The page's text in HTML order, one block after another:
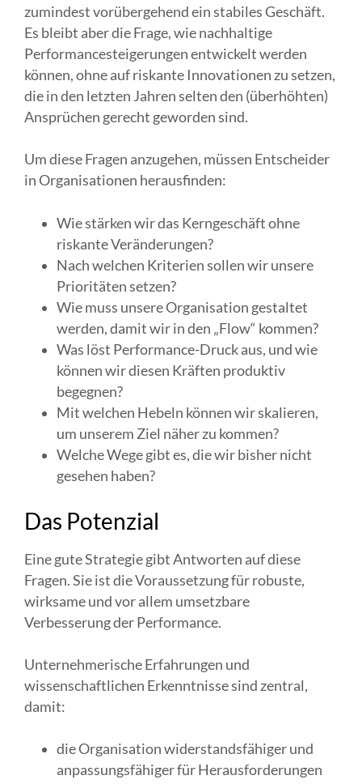
zumindest vorübergehend ein stabiles Geschäft.
Es bleibt aber die Frage, wie nachhaltige
Performancesteigerungen entwickelt werden
können, ohne auf riskante Innovationen zu setzen,
die in den letzten Jahren selten den (überhöhten)
Ansprüchen gerecht geworden sind.
Um diese Fragen anzugehen, müssen Entscheider
in Organisationen herausfinden:
Wie stärken wir das Kerngeschäft ohne
riskante Veränderungen?
Nach welchen Kriterien sollen wir unsere
Prioritäten setzen?
Wie muss unsere Organisation gestaltet
werden, damit wir in den „Flow“ kommen?
Was löst Performance-Druck aus, und wie
können wir diesen Kräften produktiv
begegnen?
Mit welchen Hebeln können wir skalieren,
um unserem Ziel näher zu kommen?
Welche Wege gibt es, die wir bisher nicht
gesehen haben?
Das Potenzial
Eine gute Strategie gibt Antworten auf diese
Fragen. Sie ist die Voraussetzung für robuste,
wirksame und vor allem umsetzbare
Verbesserung der Performance.
Unternehmerische Erfahrungen und
wissenschaftlichen Erkenntnisse sind zentral,
damit:
die Organisation widerstandsfähiger und
anpassungsfähiger für Herausforderungen